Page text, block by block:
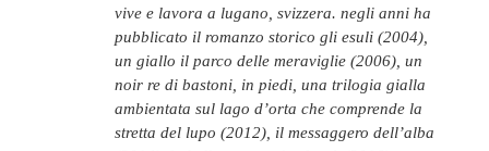
vive e lavora a lugano, svizzera. negli anni ha
pubblicato il romanzo storico gli esuli (2004),
un giallo il parco delle meraviglie (2006), un
noir re di bastoni, in piedi, una trilogia gialla
ambientata sul lago d’orta che comprende la
stretta del lupo (2012), il messaggero dell’alba